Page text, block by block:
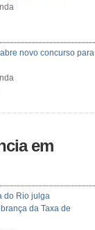
novo concurso para
em
do Rio julga
da Taxa de